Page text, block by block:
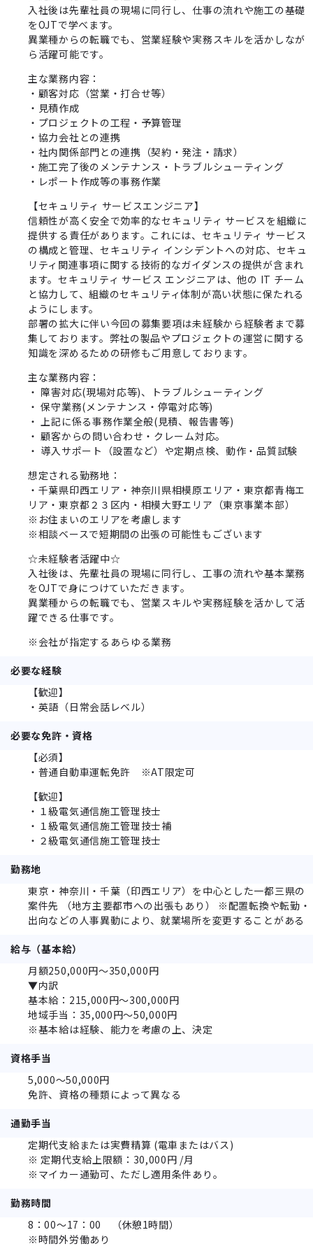
入社後は先輩社員の現場に同行し、仕事の流れや施工の基礎
をOJTで学べます。
異業種からの転職でも、営業経験や実務スキルを活かしなが
ら活躍可能です。
主な業務内容：
・顧客対応（営業・打合せ等）
・見積作成
・プロジェクトの工程・予算管理
・協力会社との連携
・社内関係部門との連携（契約・発注・請求）
・施工完了後のメンテナンス・トラブルシューティング
・レポート作成等の事務作業
【セキュリティ サービスエンジニア】
信頼性が高く安全で効率的なセキュリティ サービスを組織に
提供する責任があります。これには、セキュリティ サービス
の構成と管理、セキュリティ インシデントへの対応、セキュ
リティ関連事項に関する技術的なガイダンスの提供が含まれ
ます。セキュリティ サービス エンジニアは、他の IT チーム
と協力して、組織のセキュリティ体制が高い状態に保たれる
ようにします。
部署の拡大に伴い今回の募集要項は未経験から経験者まで募
集しております。弊社の製品やプロジェクトの運営に関する
知識を深めるための研修もご用意しております。
主な業務内容：
・ 障害対応(現場対応等)、トラブルシューティング
・ 保守業務(メンテナンス・停電対応等)
・ 上記に係る事務作業全般(見積、報告書等)
・ 顧客からの問い合わせ・クレーム対応。
・ 導入サポート（設置など）や定期点検、動作・品質試験
想定される勤務地：
・千葉県印西エリア・神奈川県相模原エリア・東京都青梅エ
リア・東京都２３区内・相模大野エリア（東京事業本部）
※お住まいのエリアを考慮します
※相談ベースで短期間の出張の可能性もございます
☆未経験者活躍中☆
入社後は、先輩社員の現場に同行し、工事の流れや基本業務
をOJTで身につけていただきます。
異業種からの転職でも、営業スキルや実務経験を活かして活
躍できる仕事です。
※会社が指定するあらゆる業務
必要な経験
【歓迎】
・英語（日常会話レベル）
必要な免許・資格
【必須】
・普通自動車運転免許 ※AT限定可
【歓迎】
・１級電気通信施工管理技士
・１級電気通信施工管理技士補
・２級電気通信施工管理技士
勤務地
東京・神奈川・千葉（印西エリア）を中心とした一都三県の
案件先 （地方主要都市への出張もあり） ※配置転換や転勤・
出向などの人事異動により、就業場所を変更することがある
給与（基本給）
月額250,000円～350,000円
▼内訳
基本給：215,000円～300,000円
地域手当：35,000円～50,000円
※基本給は経験、能力を考慮の上、決定
資格手当
5,000～50,000円
免許、資格の種類によって異なる
通勤手当
定期代支給または実費精算 (電車またはバス)
※ 定期代支給上限額：30,000円 /月
※マイカー通勤可、ただし適用条件あり。
勤務時間
8：00～17：00 （休憩1時間）
※時間外労働あり